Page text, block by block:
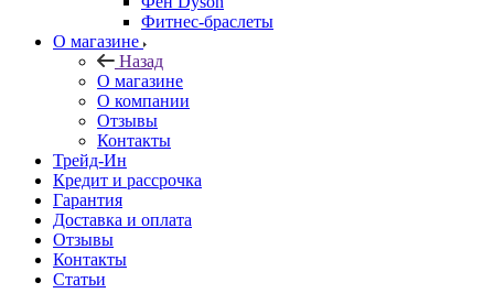
Фитнес-браслеты
О магазине
Назад
О магазине
О компании
Отзывы
Контакты
Трейд-Ин
Кредит и рассрочка
Гарантия
Доставка и оплата
Отзывы
Контакты
Статьи